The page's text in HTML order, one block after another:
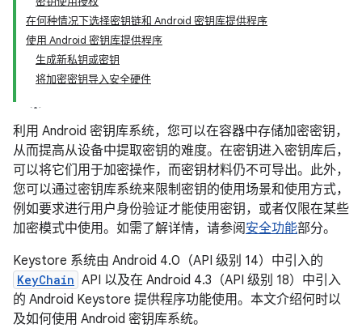
在何种情况下选择密钥链和 Android 密钥库提供程序
使用 Android 密钥库提供程序
生成新私钥或密钥
将加密密钥导入安全硬件
利用 Android 密钥库系统，您可以在容器中存储加密密钥，
从而提高从设备中提取密钥的难度。在密钥进入密钥库后，
可以将它们用于加密操作，而密钥材料仍不可导出。此外，
您可以通过密钥库系统来限制密钥的使用场景和使用方式，
例如要求进行用户身份验证才能使用密钥，或者仅限在某些
加密模式中使用。如需了解详情，请参阅 安全功能部分。
Keystore 系统由 Android 4.0（API 级别 14）中引入的
KeyChain API 以及在 Android 4.3（API 级别 18）中引入
的 Android Keystore 提供程序功能使用。本文介绍何时以
及如何使用 Android 密钥库系统。